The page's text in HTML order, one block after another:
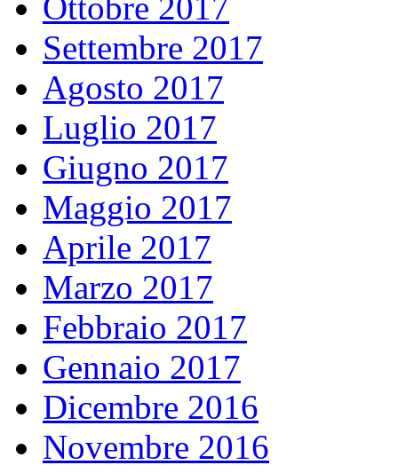
Settembre 2017
Agosto 2017
Luglio 2017
Giugno 2017
Maggio 2017
Aprile 2017
Marzo 2017
Febbraio 2017
Gennaio 2017
Dicembre 2016
Novembre 2016